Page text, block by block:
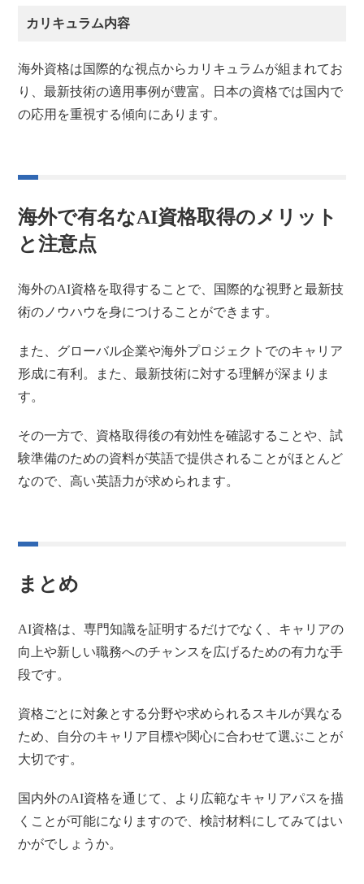
カリキュラム内容
海外資格は国際的な視点からカリキュラムが組まれてお
り、最新技術の適用事例が豊富。日本の資格では国内で
の応用を重視する傾向にあります。
海外で有名なAI資格取得のメリット
と注意点
海外のAI資格を取得することで、国際的な視野と最新技
術のノウハウを身につけることができます。
また、グローバル企業や海外プロジェクトでのキャリア
形成に有利。また、最新技術に対する理解が深まりま
す。
その一方で、資格取得後の有効性を確認することや、試
験準備のための資料が英語で提供されることがほとんど
なので、高い英語力が求められます。
まとめ
AI資格は、専門知識を証明するだけでなく、キャリアの
向上や新しい職務へのチャンスを広げるための有力な手
段です。
資格ごとに対象とする分野や求められるスキルが異なる
ため、自分のキャリア目標や関心に合わせて選ぶことが
大切です。
国内外のAI資格を通じて、より広範なキャリアパスを描
くことが可能になりますので、検討材料にしてみてはい
かがでしょうか。